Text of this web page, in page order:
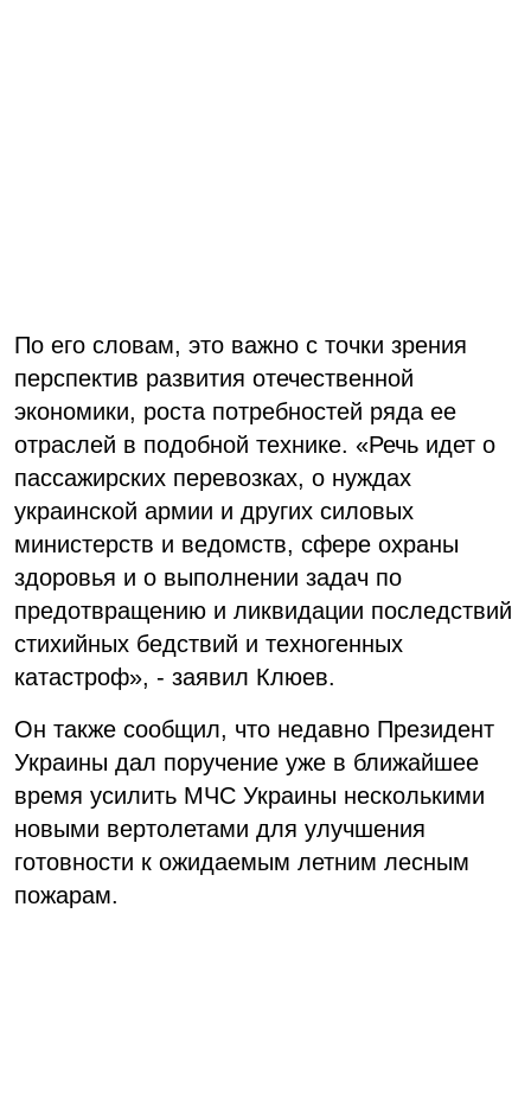
По его словам, это важно с точки зрения
перспектив развития отечественной
экономики, роста потребностей ряда ее
отраслей в подобной технике. «Речь идет о
пассажирских перевозках, о нуждах
украинской армии и других силовых
министерств и ведомств, сфере охраны
здоровья и о выполнении задач по
предотвращению и ликвидации последствий
стихийных бедствий и техногенных
катастроф», - заявил Клюев.
Он также сообщил, что недавно Президент
Украины дал поручение уже в ближайшее
время усилить МЧС Украины несколькими
новыми вертолетами для улучшения
готовности к ожидаемым летним лесным
пожарам.